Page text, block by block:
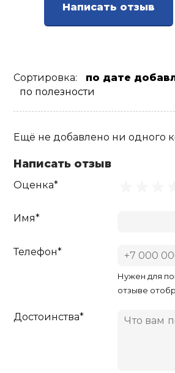
Написать отзыв
Сортировка:
по дате
по полезности
Ещё не добавлено ни одного
Написать отзыв
Оценка*
Имя*
Телефон*
Нужен для
отзыве
Достоинства*